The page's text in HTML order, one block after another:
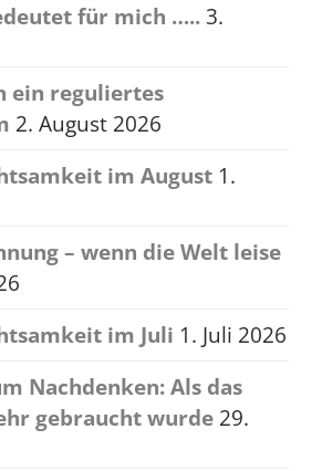
für mich …..3.
ein reguliertes
2. August 2026
im August 1.
– wenn die Welt leise
im Juli 1. Juli 2026
Nachdenken: Als das
gebraucht wurde 29.